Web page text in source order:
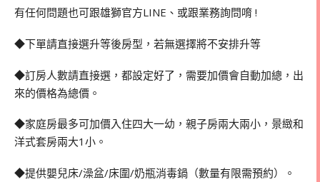
有任何問題也可跟雄獅官方LINE、或跟業務詢問唷 !
◆下單請直接選升等後房型，若無選擇將不安排升等
◆訂房人數請直接選，都設定好了，需要加價會自動加總，出
來的價格為總價。
◆家庭房最多可加價入住四大一幼，親子房兩大兩小，景緻和
洋式套房兩大1小。
◆提供嬰兒床/澡盆/床圍/奶瓶消毒鍋（數量有限需預約）。